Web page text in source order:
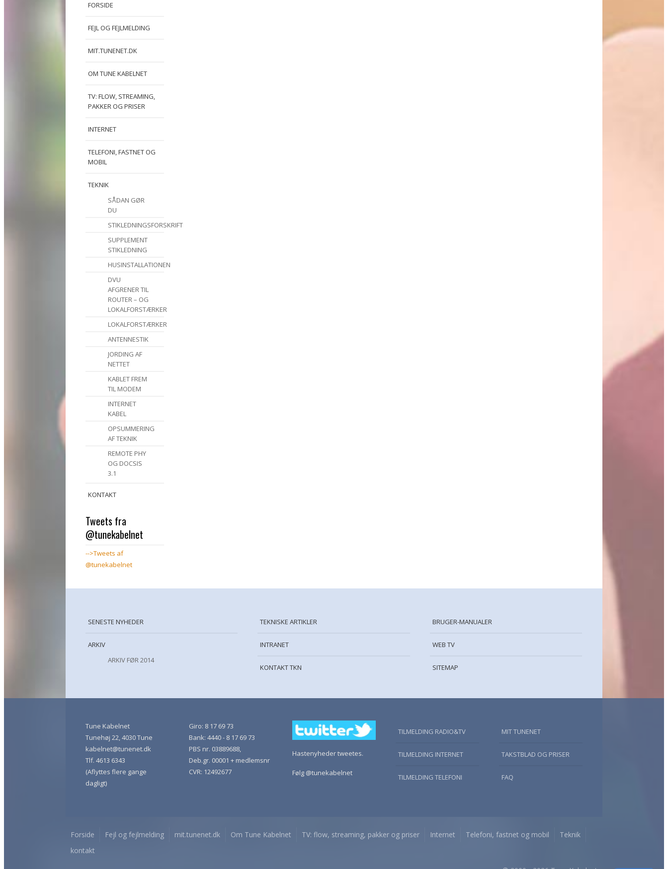
FORSIDE
FEJL OG FEJLMELDING
MIT.TUNENET.DK
OM TUNE KABELNET
TV: FLOW, STREAMING,
PAKKER OG PRISER
INTERNET
TELEFONI, FASTNET OG
MOBIL
TEKNIK
SÅDAN GØR
DU
STIKLEDNINGSFORSKRIFT
SUPPLEMENT
STIKLEDNING
HUSINSTALLATIONEN
DVU
AFGRENER TIL
ROUTER – OG
LOKALFORSTÆRKER
LOKALFORSTÆRKER
ANTENNESTIK
JORDING AF
NETTET
KABLET FREM
TIL MODEM
INTERNET
KABEL
OPSUMMERING
AF TEKNIK
REMOTE PHY
OG DOCSIS
3.1
KONTAKT
Tweets fra
@tunekabelnet
-->Tweets af
@tunekabelnet
SENESTE NYHEDER
ARKIV
ARKIV FØR 2014
TEKNISKE ARTIKLER
INTRANET
KONTAKT TKN
BRUGER-MANUALER
WEB TV
SITEMAP
Tune Kabelnet
Tunehøj 22, 4030 Tune
kabelnet@tunenet.dk
Tlf. 4613 6343
(Aflyttes flere gange
dagligt)
Giro: 8 17 69 73
Bank: 4440 - 8 17 69 73
PBS nr. 03889688,
Deb.gr. 00001 + medlemsnr
CVR: 12492677
Hastenyheder tweetes.
Følg @tunekabelnet
TILMELDING RADIO&TV
TILMELDING INTERNET
TILMELDING TELEFONI
MIT TUNENET
TAKSTBLAD OG PRISER
FAQ
Forside Fejl og fejlmelding mit.tunenet.dk Om Tune Kabelnet TV: flow, streaming, pakker og priser Internet Telefoni, fastnet og mobil
Teknik
kontakt